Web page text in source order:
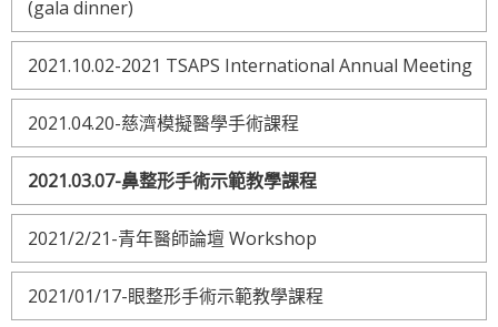
(gala dinner)
2021.10.02-2021 TSAPS International Annual Meeting
2021.04.20-慈濟模擬醫學手術課程
2021.03.07-鼻整形手術示範教學課程
2021/2/21-青年醫師論壇 Workshop
2021/01/17-眼整形手術示範教學課程